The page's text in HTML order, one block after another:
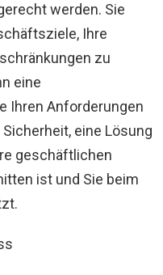
werden. Sie
Ihre
zu
eine
Ihren Anforderungen
eine Lösung
geschäftlichen
ist und Sie beim